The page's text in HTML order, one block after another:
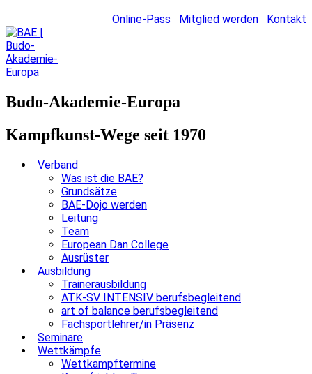
Online-Pass Mitglied werden Kontakt
Budo-Akademie-Europa
Kampfkunst-Wege seit 1970
Verband
Was ist die BAE?
Grundsätze
BAE-Dojo werden
Leitung
Team
European Dan College
Ausrüster
Ausbildung
Trainerausbildung
ATK-SV INTENSIV berufsbegleitend
art of balance berufsbegleitend
Fachsportlehrer/in Präsenz
Seminare
Wettkämpfe
Wettkampftermine